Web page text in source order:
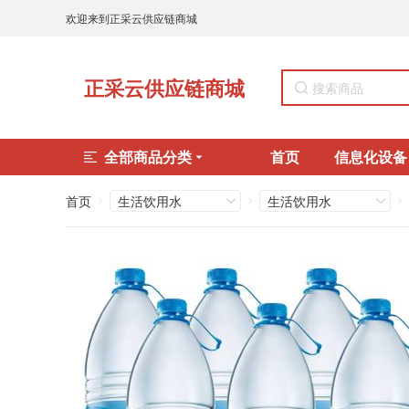
欢迎来到正采云供应链商城
正采云供应链商城
全部商品分类 首页 信息化设备
首页 生活饮用水 生活饮用水